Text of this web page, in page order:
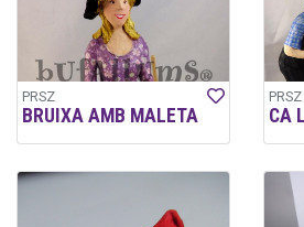
PRSZ
BRUIXA AMB MALETA
PRSZ
CA